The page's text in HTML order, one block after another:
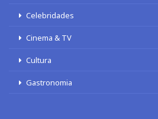
Celebridades
Cinema & TV
Cultura
Gastronomia